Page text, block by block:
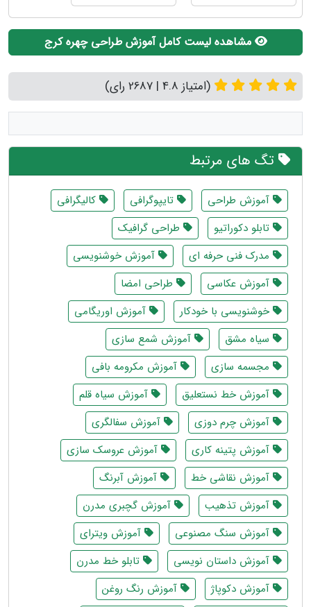
مشاهده لیست کامل آموزش طراحی چهره کرج
(امتیاز 4.8 | 2687 رای)
تگ های مرتبط
آموزش طراحی تایپوگرافی
کالیگرافی
تابلو دکوراتیو
طراحی گرافیک
مدرک فنی حرفه ای
آموزش خوشنویسی
آموزش عکاسی
طراحی امضا
خوشنویسی با خودکار
آموزش اوریگامی
سیاه مشق
آموزش شمع سازی
مجسمه سازی
آموزش مکرومه بافی
آموزش خط نستعلیق
آموزش سیاه قلم
آموزش چرم دوزی
آموزش سفالگری
آموزش پتینه کاری
آموزش عروسک سازی
آموزش نقاشی خط
آموزش آبرنگ
آموزش تذهیب
آموزش گچبری مدرن
آموزش سنگ مصنوعی
آموزش ویترای
آموزش داستان نویسی
تابلو خط مدرن
آموزش دکوپاژ
آموزش رنگ روغن